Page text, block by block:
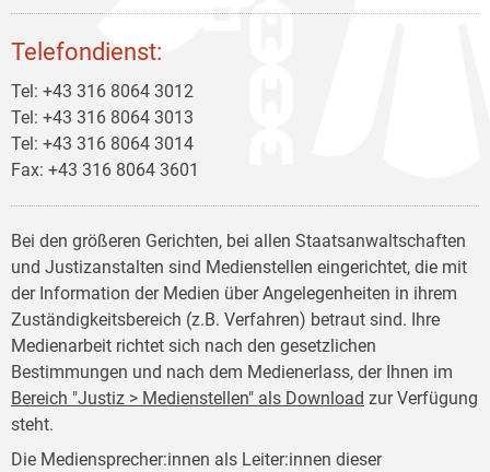
Telefondienst:
Tel: +43 316 8064 3012
Tel: +43 316 8064 3013
Tel: +43 316 8064 3014
Fax: +43 316 8064 3601
Bei den größeren Gerichten, bei allen Staatsanwaltschaften
und Justizanstalten sind Medienstellen eingerichtet, die mit
der Information der Medien über Angelegenheiten in ihrem
Zuständigkeitsbereich (z.B. Verfahren) betraut sind. Ihre
Medienarbeit richtet sich nach den gesetzlichen
Bestimmungen und nach dem Medienerlass, der Ihnen im
Bereich "Justiz > Medienstellen" als Download zur Verfügung
steht.
Die Mediensprecher:innen als Leiter:innen dieser